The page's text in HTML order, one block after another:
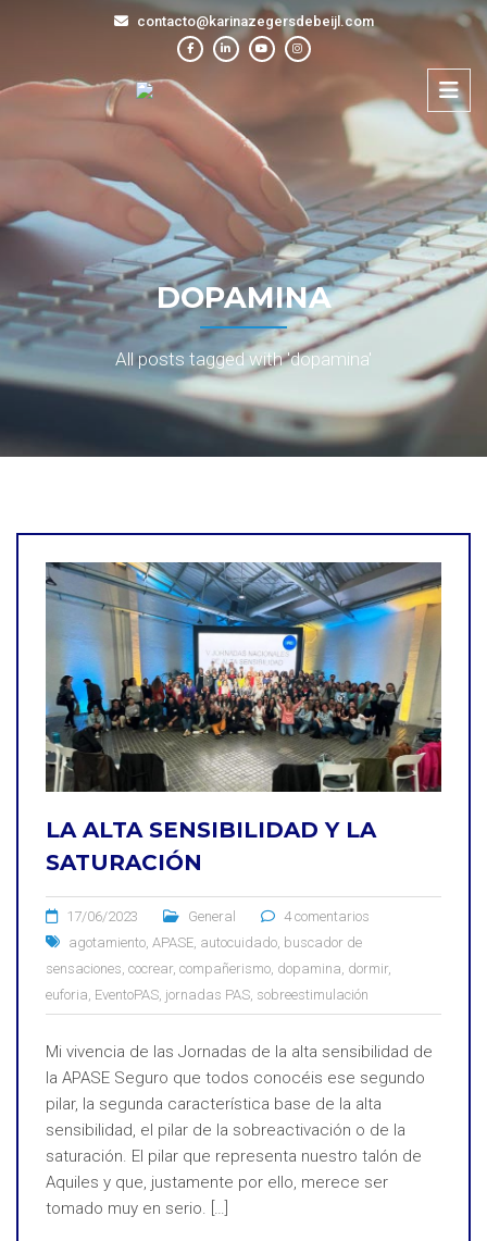
contacto@karinazegersdebeijl.com
DOPAMINA
All posts tagged with 'dopamina'
LA ALTA SENSIBILIDAD Y LA
SATURACIÓN
17/06/2023 General
4 comentarios
agotamiento APASE autocuidado buscador de
sensaciones cocrear, compañerismo dopamina dormir,
euforia EventoPAS jornadas PAS sobreestimulación
Mi vivencia de las Jornadas de la alta sensibilidad de
la APASE Seguro que todos conocéis ese segundo
pilar, la segunda característica base de la alta
sensibilidad, el pilar de la sobreactivación o de la
saturación. El pilar que representa nuestro talón de
Aquiles y que, justamente por ello, merece ser
tomado muy en serio. […]